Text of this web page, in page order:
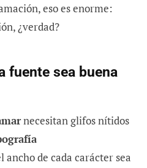
eso es enorme:
¿verdad?
fuente sea buena
necesitan glifos nítidos
ancho de cada carácter sea